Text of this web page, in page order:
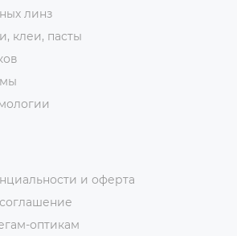
линз
клеи, пасты
и оферта
оптикам